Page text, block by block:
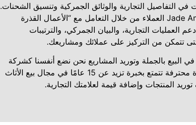
في التفاصيل التجارية والوثائق الجمركية وتنسيق الشحنات.
تدعم شركة Jade Ant العملاء من خلال التعامل مع “الأعمال القذرة
العمليات التجارية، والبيان الجمركي، والترتيبات
تتمكن من التركيز على عملائك ومشاريعك.
في البيع بالجملة وتوريد المشاريع نحن نضع أنفسنا كشركة
مصنعة وموردة محترفة تتمتع بخبرة تزيد عن 15 عامًا في مجال بيع الأثاث
المنتجات وإضافة قيمة لعلامتك التجارية.